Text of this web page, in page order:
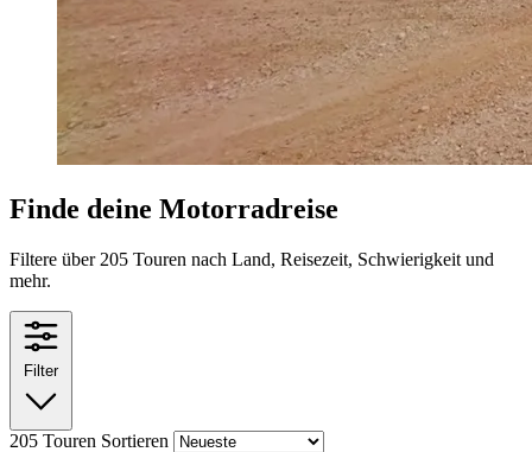
Finde deine Motorradreise
Filtere über 205 Touren nach Land, Reisezeit, Schwierigkeit und
mehr.
Filter
205 Touren Sortieren